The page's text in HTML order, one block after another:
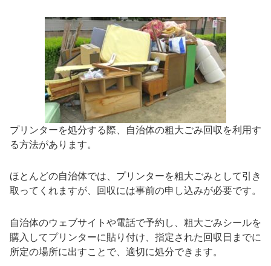
プリンターを処分する際、自治体の粗大ごみ回収を利用す
る方法があります。
ほとんどの自治体では、プリンターを粗大ごみとして引き
取ってくれますが、回収には事前の申し込みが必要です。
自治体のウェブサイトや電話で予約し、粗大ごみシールを
購入してプリンターに貼り付け、指定された回収日までに
所定の場所に出すことで、適切に処分できます。